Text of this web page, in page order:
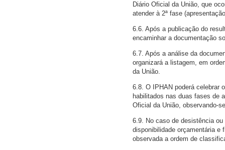
Diário Oficial da União, que
atender à 2ª fase
6.6. Após a publicação do
encaminhar a documentação
6.7. Após a análise da
organizará a listagem, em
da União.
6.8. O IPHAN poderá celebrar
habilitados nas duas fases de
Oficial da União, observando-
6.9. No caso de desistência
disponibilidade orçamentária e
observada a ordem de